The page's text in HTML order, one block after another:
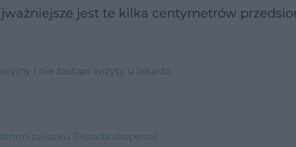
jest te kilka centymetrów
i nie zastąpi wizyty u lekarza.
związku [Porada eksperta]